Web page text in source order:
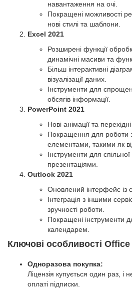
навантаження на очі.
Покращені можливості
нові стилі та шаблони.
Excel 2021
Розширені функції
динамічні масиви та
Більш інтерактивні
візуалізації даних.
Інструменти для
обсягів інформації.
PowerPoint 2021
Нові анімації та
Покращення для роботи
елементами, такими як
Інструменти для
презентаціями.
Outlook 2021
Оновлений інтерфейс із
Інтеграція з іншими
зручності роботи.
Покращені інструменти
календарем.
Ключові особливості Office
Одноразова покупка:
Ліцензія купується один раз, і
оплаті підписки.